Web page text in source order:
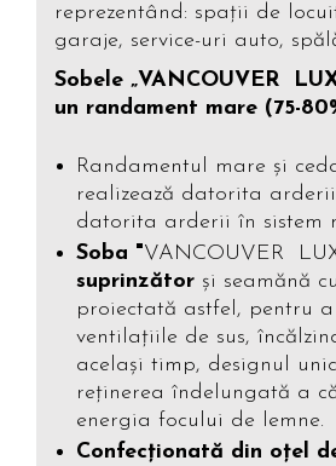
reprezentând: spații de
garaje, service-uri auto,
Sobele „VANCOUVER
un randament mare (75-
Randamentul mare şi
realizează datorita
datorita arderii în sistem
Soba "VANCOUVER
suprinzător şi seamănă
proiectată astfel, pentru
ventilaţiile de sus,
acelaşi timp, designul
reţinerea îndelungată a
energia focului de lemne.
Confecţionată din oţel